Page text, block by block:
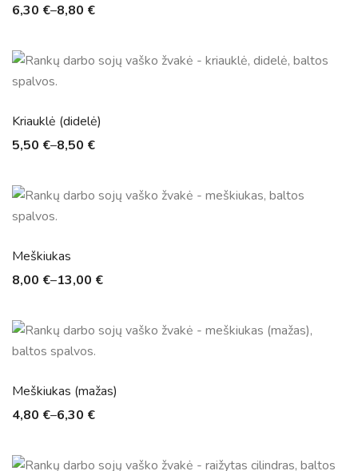
6,30 €–8,80 €
Kriauklė (didelė)
5,50 €–8,50 €
Meškiukas
8,00 €–13,00 €
Meškiukas (mažas)
4,80 €–6,30 €